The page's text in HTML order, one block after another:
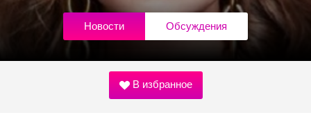
Новости Обсуждения
В избранное